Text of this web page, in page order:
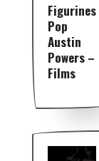
Figurines
Pop
Austin
Powers –
Films